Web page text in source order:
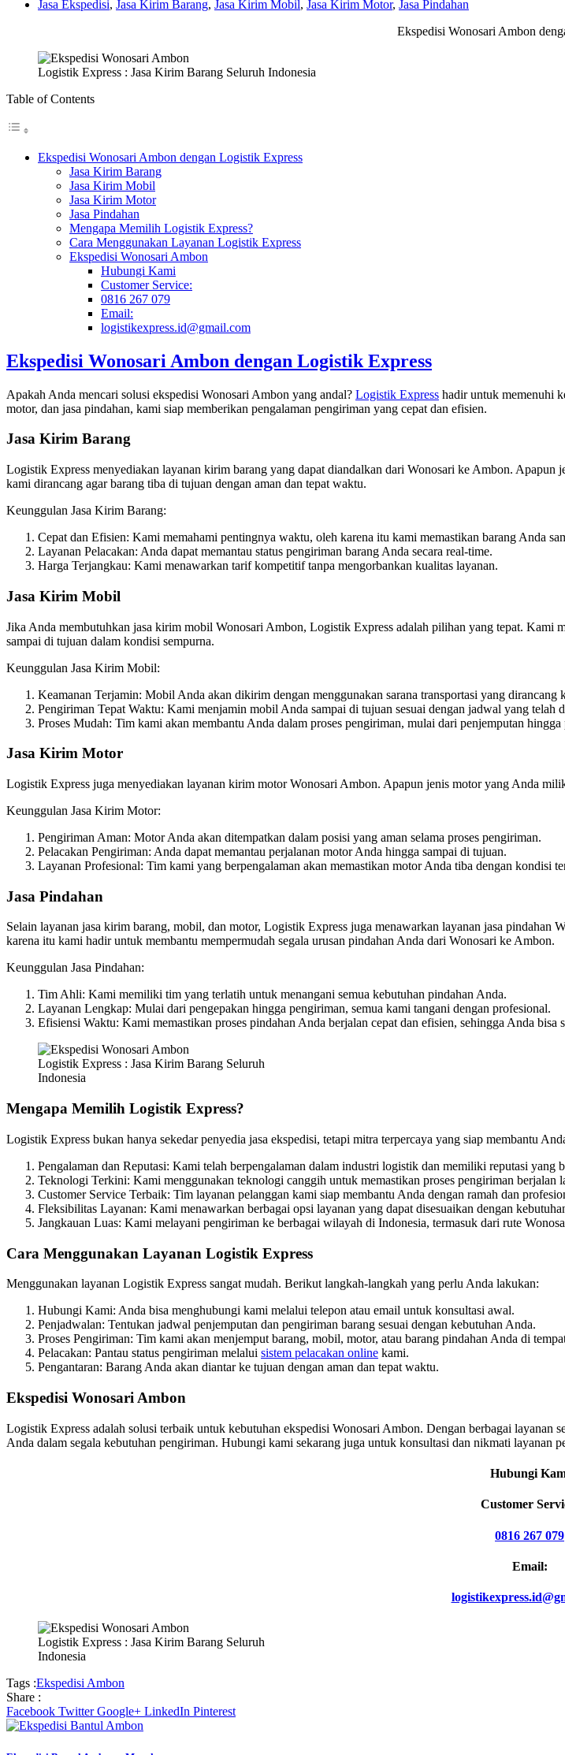
Jasa Ekspedisi, Jasa Kirim Barang, Jasa Kirim Mobil, Jasa Kirim Motor, Jasa Pindahan
Ekspedisi Wonosari Ambon
Logistik Express : Jasa Kirim Barang Seluruh Indonesia
Table of Contents
Ekspedisi Wonosari Ambon dengan Logistik Express
Jasa Kirim Barang
Jasa Kirim Mobil
Jasa Kirim Motor
Jasa Pindahan
Mengapa Memilih Logistik Express?
Cara Menggunakan Layanan Logistik Express
Ekspedisi Wonosari Ambon
Hubungi Kami
Customer Service:
0816 267 079
Email:
logistikexpress.id@gmail.com
Ekspedisi Wonosari Ambon dengan Logistik Express
Apakah Anda mencari solusi ekspedisi Wonosari Ambon yang andal? Logistik Express hadir untuk memenuhi
motor, dan jasa pindahan, kami siap memberikan pengalaman pengiriman yang cepat dan efisien.
Jasa Kirim Barang
Logistik Express menyediakan layanan kirim barang yang dapat diandalkan dari Wonosari ke Ambon.
kami dirancang agar barang tiba di tujuan dengan aman dan tepat waktu.
Keunggulan Jasa Kirim Barang:
Cepat dan Efisien: Kami memahami pentingnya waktu, oleh karena itu kami memastikan barang Anda
Layanan Pelacakan: Anda dapat memantau status pengiriman barang Anda secara real-time.
Harga Terjangkau: Kami menawarkan tarif kompetitif tanpa mengorbankan kualitas layanan.
Jasa Kirim Mobil
Jika Anda membutuhkan jasa kirim mobil Wonosari Ambon, Logistik Express adalah pilihan yang tepat. Kami
sampai di tujuan dalam kondisi sempurna.
Keunggulan Jasa Kirim Mobil:
Keamanan Terjamin: Mobil Anda akan dikirim dengan menggunakan sarana transportasi yang dirancang
Pengiriman Tepat Waktu: Kami menjamin mobil Anda sampai di tujuan sesuai dengan jadwal yang telah
Proses Mudah: Tim kami akan membantu Anda dalam proses pengiriman, mulai dari penjemputan hingga
Jasa Kirim Motor
Logistik Express juga menyediakan layanan kirim motor Wonosari Ambon. Apapun jenis motor yang Anda
Keunggulan Jasa Kirim Motor:
Pengiriman Aman: Motor Anda akan ditempatkan dalam posisi yang aman selama proses pengiriman.
Pelacakan Pengiriman: Anda dapat memantau perjalanan motor Anda hingga sampai di tujuan.
Layanan Profesional: Tim kami yang berpengalaman akan memastikan motor Anda tiba dengan kondisi
Jasa Pindahan
Selain layanan jasa kirim barang, mobil, dan motor, Logistik Express juga menawarkan layanan jasa
karena itu kami hadir untuk membantu mempermudah segala urusan pindahan Anda dari Wonosari ke Ambon.
Keunggulan Jasa Pindahan:
Tim Ahli: Kami memiliki tim yang terlatih untuk menangani semua kebutuhan pindahan Anda.
Layanan Lengkap: Mulai dari pengepakan hingga pengiriman, semua kami tangani dengan profesional.
Efisiensi Waktu: Kami memastikan proses pindahan Anda berjalan cepat dan efisien, sehingga Anda bisa
Logistik Express : Jasa Kirim Barang Seluruh
Indonesia
Mengapa Memilih Logistik Express?
Logistik Express bukan hanya sekedar penyedia jasa ekspedisi, tetapi mitra terpercaya yang siap membantu
Pengalaman dan Reputasi: Kami telah berpengalaman dalam industri logistik dan memiliki reputasi yang
Teknologi Terkini: Kami menggunakan teknologi canggih untuk memastikan proses pengiriman berjalan
Customer Service Terbaik: Tim layanan pelanggan kami siap membantu Anda dengan ramah dan
Fleksibilitas Layanan: Kami menawarkan berbagai opsi layanan yang dapat disesuaikan dengan
Jangkauan Luas: Kami melayani pengiriman ke berbagai wilayah di Indonesia, termasuk dari rute
Cara Menggunakan Layanan Logistik Express
Menggunakan layanan Logistik Express sangat mudah. Berikut langkah-langkah yang perlu Anda lakukan:
Hubungi Kami: Anda bisa menghubungi kami melalui telepon atau email untuk konsultasi awal.
Penjadwalan: Tentukan jadwal penjemputan dan pengiriman barang sesuai dengan kebutuhan Anda.
Proses Pengiriman: Tim kami akan menjemput barang, mobil, motor, atau barang pindahan Anda di
Pelacakan: Pantau status pengiriman melalui sistem pelacakan online kami.
Pengantaran: Barang Anda akan diantar ke tujuan dengan aman dan tepat waktu.
Ekspedisi Wonosari Ambon
Logistik Express adalah solusi terbaik untuk kebutuhan ekspedisi Wonosari Ambon. Dengan berbagai
Anda dalam segala kebutuhan pengiriman. Hubungi kami sekarang juga untuk konsultasi dan nikmati layanan
Hubungi
Customer
0816 267 079
Email:
Logistik Express : Jasa Kirim Barang Seluruh
Indonesia
Tags :Ekspedisi Ambon
Share :
Facebook Twitter Google+ LinkedIn Pinterest